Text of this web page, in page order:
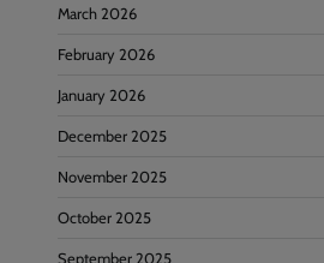
March 2026
February 2026
January 2026
December 2025
November 2025
October 2025
September 2025